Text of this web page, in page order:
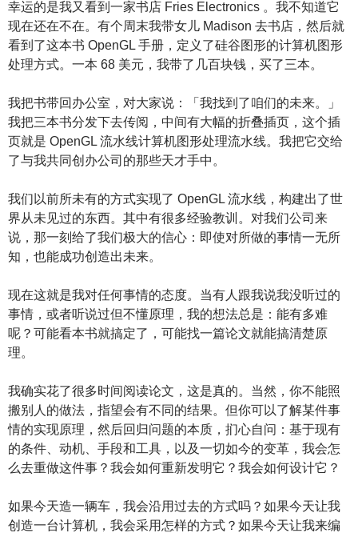
幸运的是我又看到一家书店 Fries Electronics 。我不知道它
现在还在不在。有个周末我带女儿 Madison 去书店，然后就
看到了这本书 OpenGL 手册，定义了硅谷图形的计算机图形
处理方式。一本 68 美元，我带了几百块钱，买了三本。
我把书带回办公室，对大家说：「我找到了咱们的未来。」
我把三本书分发下去传阅，中间有大幅的折叠插页，这个插
页就是 OpenGL 流水线计算机图形处理流水线。我把它交给
了与我共同创办公司的那些天才手中。
我们以前所未有的方式实现了 OpenGL 流水线，构建出了世
界从未见过的东西。其中有很多经验教训。对我们公司来
说，那一刻给了我们极大的信心：即使对所做的事情一无所
知，也能成功创造出未来。
现在这就是我对任何事情的态度。当有人跟我说我没听过的
事情，或者听说过但不懂原理，我的想法总是：能有多难
呢？可能看本书就搞定了，可能找一篇论文就能搞清楚原
理。
我确实花了很多时间阅读论文，这是真的。当然，你不能照
搬别人的做法，指望会有不同的结果。但你可以了解某件事
情的实现原理，然后回归问题的本质，扪心自问：基于现有
的条件、动机、手段和工具，以及一切如今的变革，我会怎
么去重做这件事？我会如何重新发明它？我会如何设计它？
如果今天造一辆车，我会沿用过去的方式吗？如果今天让我
创造一台计算机，我会采用怎样的方式？如果今天让我来编